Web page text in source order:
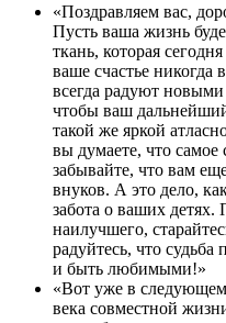
«Поздравляем вас,
Пусть ваша жизнь
ткань, которая
ваше счастье никогда
всегда радуют
чтобы ваш
такой же яркой
вы думаете, что
забывайте, что вам
внуков. А это дело,
забота о ваших детях.
наилучшего,
радуйтесь, что
и быть любимыми!»
«Вот уже в следующем
века совместной